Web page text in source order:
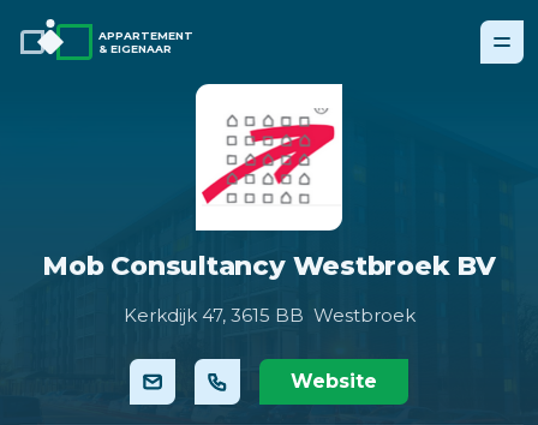
APPARTEMENT
& EIGENAAR
Mob Consultancy Westbroek BV
Kerkdijk 47, 3615 BB Westbroek
Website